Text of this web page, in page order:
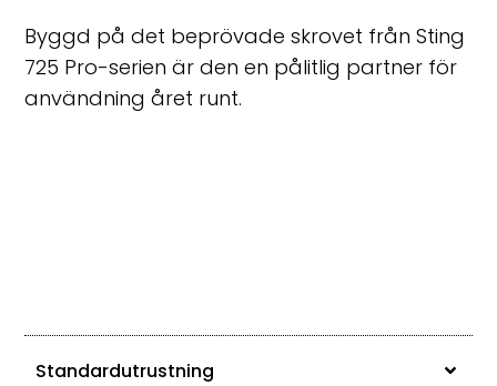
Byggd på det beprövade skrovet från Sting
725 Pro-serien är den en pålitlig partner för
användning året runt.
Standardutrustning